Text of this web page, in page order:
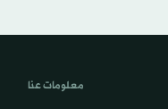
معلومات عنا